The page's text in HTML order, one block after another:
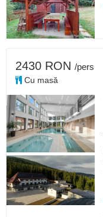
2430 RON /pers
Cu masă